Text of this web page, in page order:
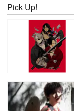
Pick Up!